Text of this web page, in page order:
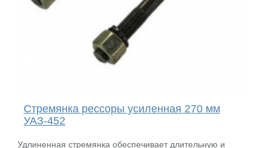
Стремянка рессоры усиленная 270 мм
УАЗ-452
Удлиненная стремянка обеспечивает длительную и